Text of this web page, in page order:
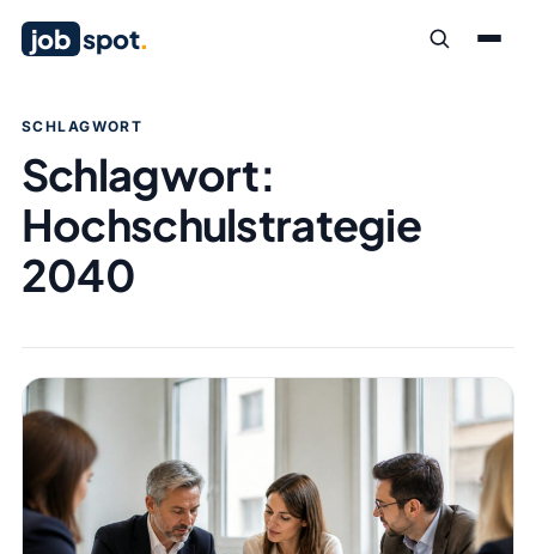
job spot.
SCHLAGWORT
Schlagwort:
Hochschulstrategie
2040